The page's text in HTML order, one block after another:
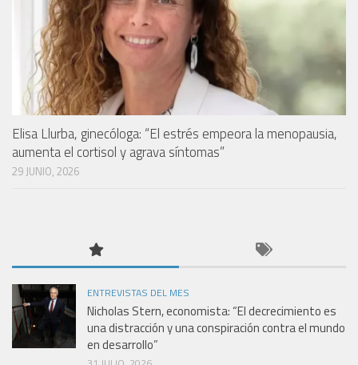
Elisa Llurba, ginecóloga: “El estrés empeora la menopausia,
aumenta el cortisol y agrava síntomas”
29 JUNIO, 2026
ENTREVISTAS DEL MES
Nicholas Stern, economista: “El decrecimiento es
una distracción y una conspiración contra el mundo
en desarrollo”